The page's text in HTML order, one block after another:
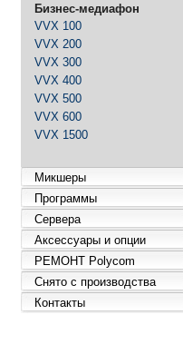
Бизнес-медиафон
VVX 100
VVX 200
VVX 300
VVX 400
VVX 500
VVX 600
VVX 1500
Микшеры
Программы
Сервера
Аксессуары и опции
РЕМОНТ Polycom
Снято с производства
Контакты